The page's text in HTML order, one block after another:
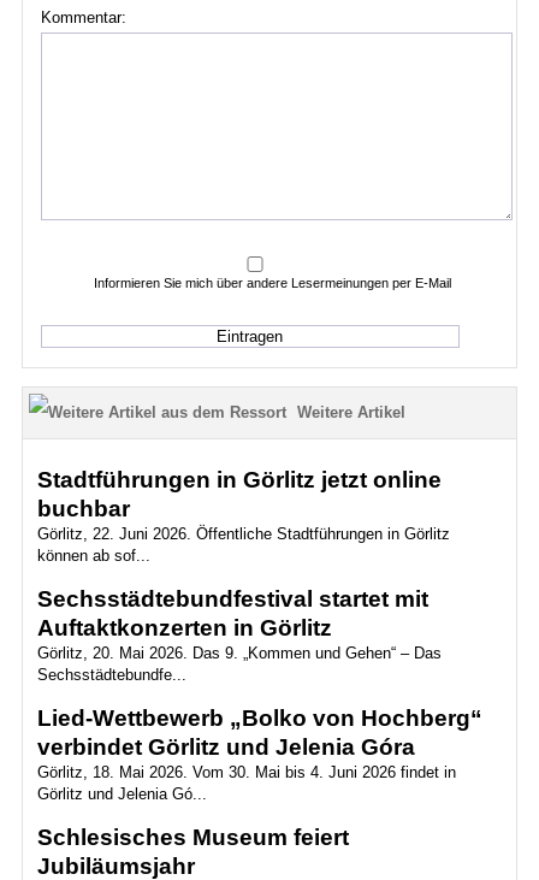
Kommentar:
Informieren Sie mich über andere Lesermeinungen per E-Mail
Weitere Artikel
Stadtführungen in Görlitz jetzt online
buchbar
Görlitz, 22. Juni 2026. Öffentliche Stadtführungen in Görlitz
können ab sof...
Sechsstädtebundfestival startet mit
Auftaktkonzerten in Görlitz
Görlitz, 20. Mai 2026. Das 9. „Kommen und Gehen“ – Das
Sechsstädtebundfe...
Lied-Wettbewerb „Bolko von Hochberg“
verbindet Görlitz und Jelenia Góra
Görlitz, 18. Mai 2026. Vom 30. Mai bis 4. Juni 2026 findet in
Görlitz und Jelenia Gó...
Schlesisches Museum feiert
Jubiläumsjahr